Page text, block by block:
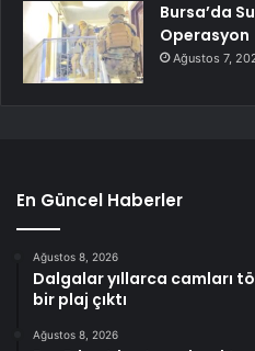
Bursa’da
Operasyon
Ağustos 7,
En Güncel Haberler
Ağustos 8, 2026
Dalgalar yıllarca camları
bir plaj çıktı
Ağustos 8, 2026